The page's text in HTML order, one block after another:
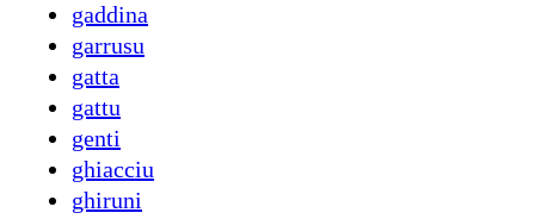
gaddina
garrusu
gatta
gattu
genti
ghiacciu
ghiruni